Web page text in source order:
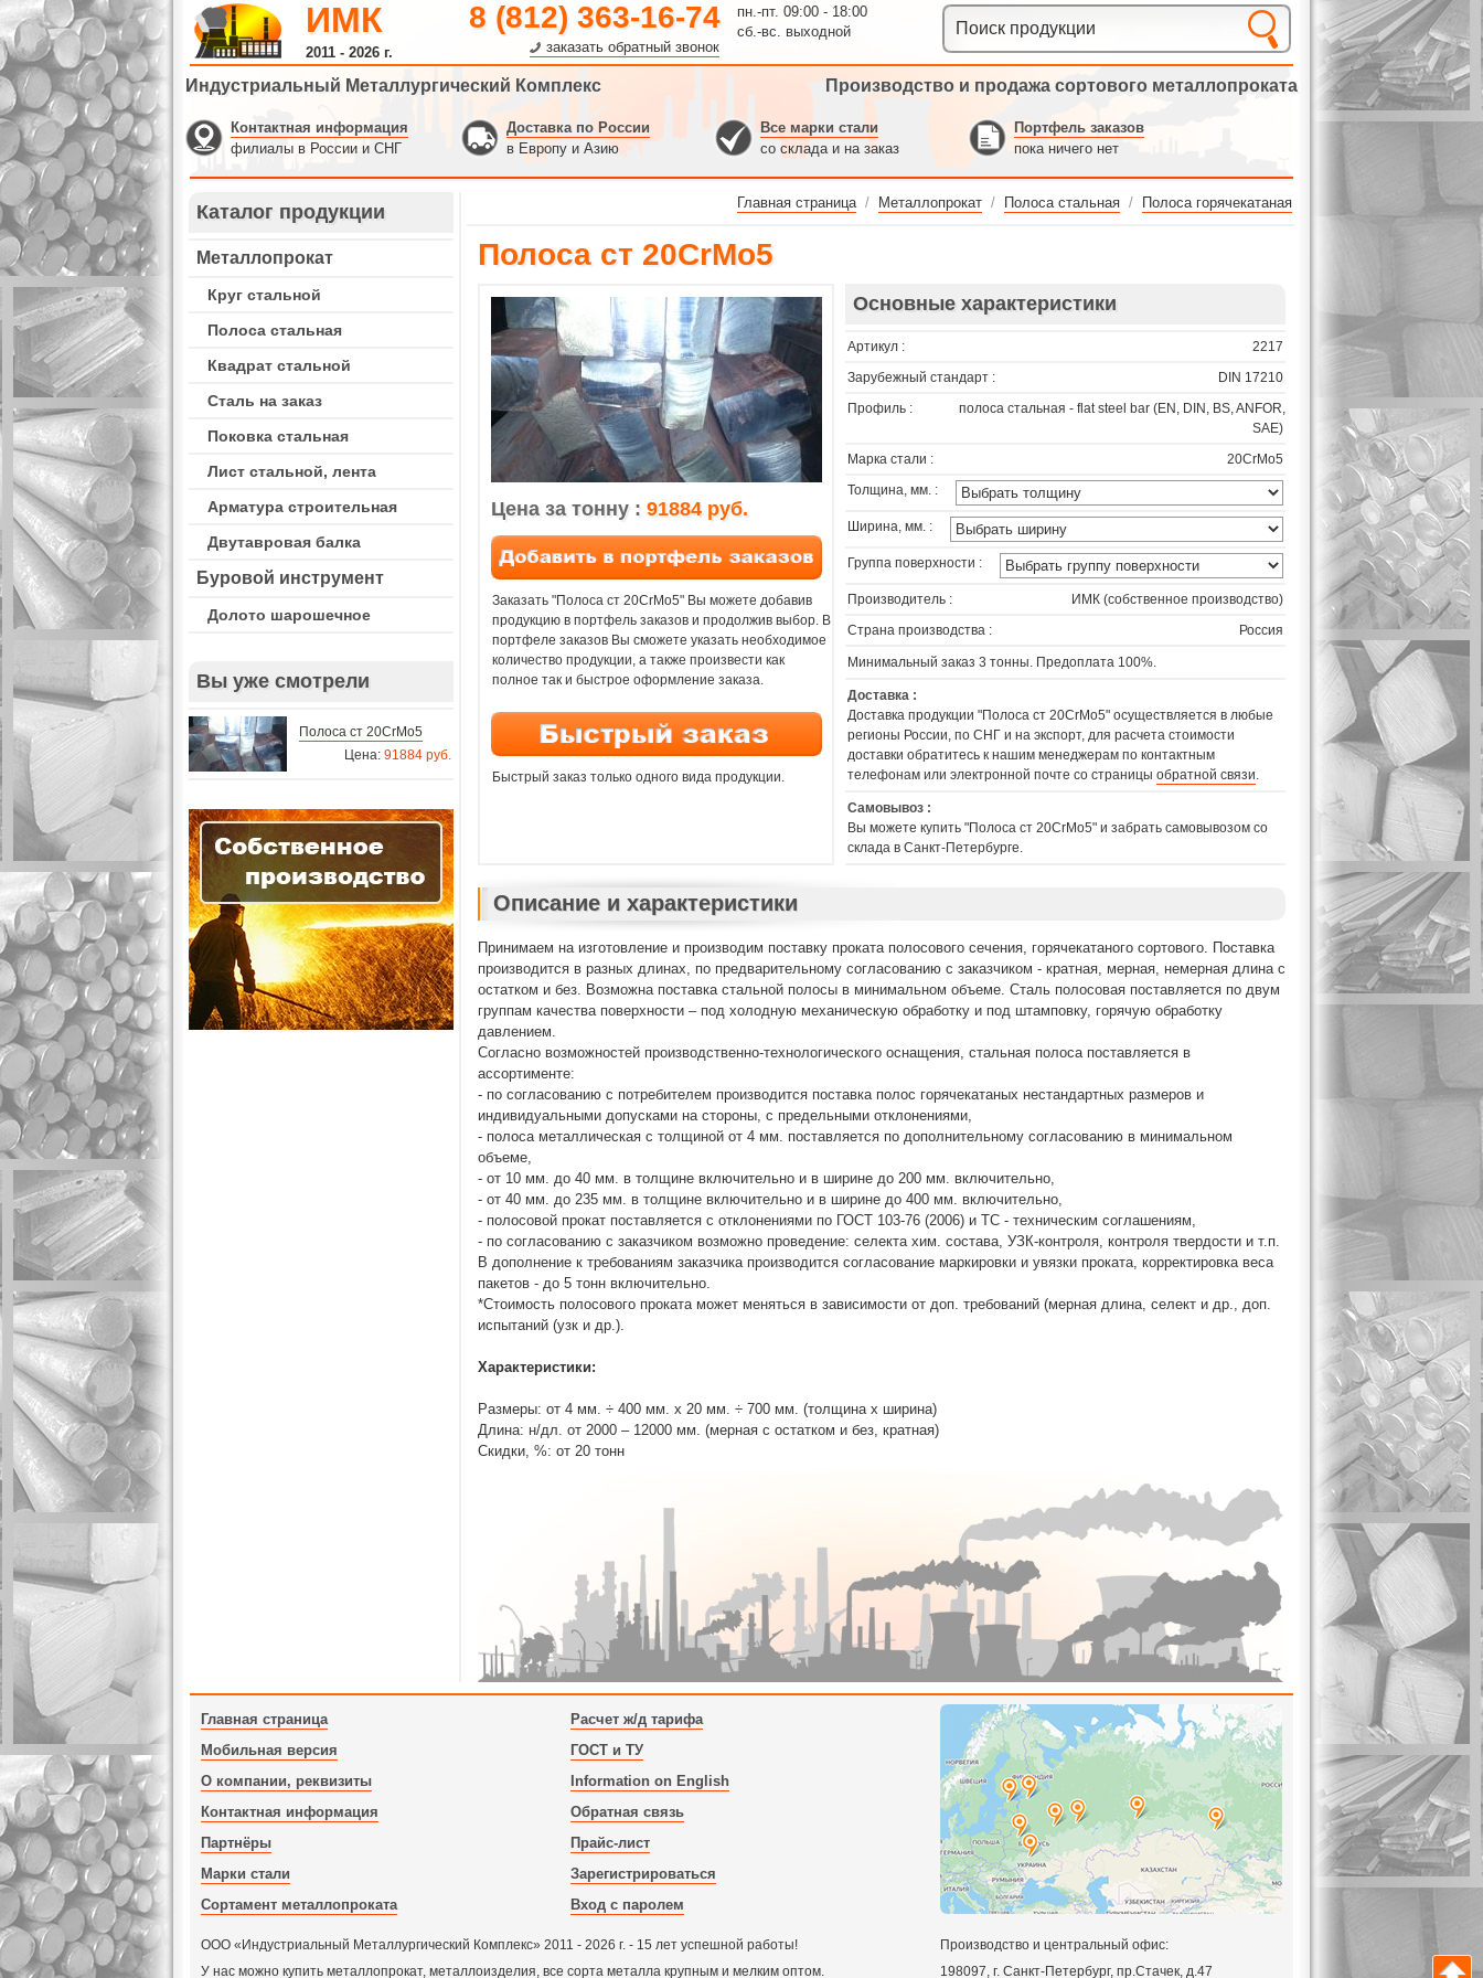
ИМК
2011 - 2026 г.
8 (812) 363-16-74
заказать обратный звонок
пн.-пт. 09:00 - 18:00
сб.-вс. выходной
Индустриальный Металлургический Комплекс Производство и продажа сортового металлопроката
Контактная информация
филиалы в России и СНГ
Доставка по России
в Европу и Азию
Все марки стали
со склада и на заказ
Портфель заказов
пока ничего нет
Каталог продукции
Металлопрокат
Круг стальной
Полоса стальная
Квадрат стальной
Сталь на заказ
Поковка стальная
Лист стальной, лента
Арматура строительная
Двутавровая балка
Буровой инструмент
Долото шарошечное
Вы уже смотрели
Полоса ст 20CrMo5
Цена: 91884 руб.
Главная страница / Металлопрокат / Полоса стальная / Полоса горячекатаная
Полоса ст 20CrMo5
Цена за тонну : 91884 руб.
Заказать "Полоса ст 20CrMo5" Вы можете добавив
продукцию в портфель заказов и продолжив выбор. В
портфеле заказов Вы сможете указать необходимое
количество продукции, а также произвести как
полное так и быстрое оформление заказа.
Быстрый заказ только одного вида продукции.
Основные характеристики
Артикул :
2217
Зарубежный стандарт :
DIN 17210
Профиль :
полоса стальная - flat steel bar (EN, DIN, BS, ANFOR,
SAE)
Марка стали :
20CrMo5
Толщина, мм. :
Ширина, мм. :
Группа поверхности :
Производитель :
ИМК (собственное производство)
Страна производства :
Россия
Минимальный заказ 3 тонны. Предоплата 100%.
Доставка :
Доставка продукции "Полоса ст 20CrMo5" осуществляется в любые
регионы России, по СНГ и на экспорт, для расчета стоимости
доставки обратитесь к нашим менеджерам по контактным
телефонам или электронной почте со страницы обратной связи.
Самовывоз :
Вы можете купить "Полоса ст 20CrMo5" и забрать самовывозом со
склада в Санкт-Петербурге.
Описание и характеристики
Принимаем на изготовление и производим поставку проката полосового сечения, горячекатаного сортового. Поставка
производится в разных длинах, по предварительному согласованию с заказчиком - кратная, мерная, немерная длина с
остатком и без. Возможна поставка стальной полосы в минимальном объеме. Сталь полосовая поставляется по двум
группам качества поверхности – под холодную механическую обработку и под штамповку, горячую обработку
давлением.
Согласно возможностей производственно-технологического оснащения, стальная полоса поставляется в
ассортименте:
- по согласованию с потребителем производится поставка полос горячекатаных нестандартных размеров и
индивидуальными допусками на стороны, с предельными отклонениями,
- полоса металлическая с толщиной от 4 мм. поставляется по дополнительному согласованию в минимальном
объеме,
- от 10 мм. до 40 мм. в толщине включительно и в ширине до 200 мм. включительно,
- от 40 мм. до 235 мм. в толщине включительно и в ширине до 400 мм. включительно,
- полосовой прокат поставляется с отклонениями по ГОСТ 103-76 (2006) и ТС - техническим соглашениям,
- по согласованию с заказчиком возможно проведение: селекта хим. состава, УЗК-контроля, контроля твердости и т.п.
В дополнение к требованиям заказчика производится согласование маркировки и увязки проката, корректировка веса
пакетов - до 5 тонн включительно.
*Стоимость полосового проката может меняться в зависимости от доп. требований (мерная длина, селект и др., доп.
испытаний (узк и др.).
Характеристики:
Размеры: от 4 мм. ÷ 400 мм. х 20 мм. ÷ 700 мм. (толщина х ширина)
Длина: н/дл. от 2000 – 12000 мм. (мерная с остатком и без, кратная)
Скидки, %: от 20 тонн
Главная страница
Мобильная версия
О компании, реквизиты
Контактная информация
Партнёры
Марки стали
Сортамент металлопроката
Расчет ж/д тарифа
ГОСТ и ТУ
Information on English
Обратная связь
Прайс-лист
Зарегистрироваться
Вход с паролем
ООО «Индустриальный Металлургический Комплекс» 2011 - 2026 г. - 15 лет успешной работы!
У нас можно купить металлопрокат, металлоизделия, все сорта металла крупным и мелким оптом.
Производство и центральный офис:
198097, г. Санкт-Петербург, пр.Стачек, д.47